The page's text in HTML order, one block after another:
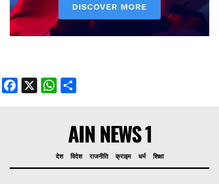
Facebook
X WhatsApp
AIN NEWS 1
देश विदेश राजनीति क्राइम धर्म शिक्षा